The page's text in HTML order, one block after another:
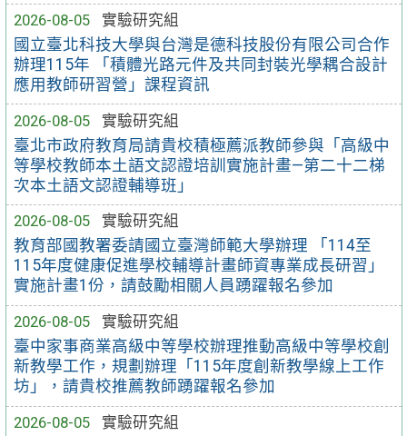
2026-08-05
實驗研究組
國立臺北科技大學與台灣是德科技股份有限公司合作
辦理115年 「積體光路元件及共同封裝光學耦合設計
應用教師研習營」課程資訊
2026-08-05
實驗研究組
臺北市政府教育局請貴校積極薦派教師參與「高級中
等學校教師本土語文認證培訓實施計畫—第二十二梯
次本土語文認證輔導班」
2026-08-05
實驗研究組
教育部國教署委請國立臺灣師範大學辦理 「114至
115年度健康促進學校輔導計畫師資專業成長研習」
實施計畫1份，請鼓勵相關人員踴躍報名參加
2026-08-05
實驗研究組
臺中家事商業高級中等學校辦理推動高級中等學校創
新教學工作，規劃辦理「115年度創新教學線上工作
坊」，請貴校推薦教師踴躍報名參加
2026-08-05
實驗研究組